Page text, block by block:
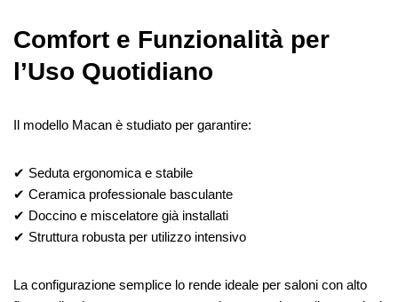
Comfort e Funzionalità per
l’Uso Quotidiano
Il modello Macan è studiato per garantire:
✔ Seduta ergonomica e stabile
✔ Ceramica professionale basculante
✔ Doccino e miscelatore già installati
✔ Struttura robusta per utilizzo intensivo
La configurazione semplice lo rende ideale per saloni con alto